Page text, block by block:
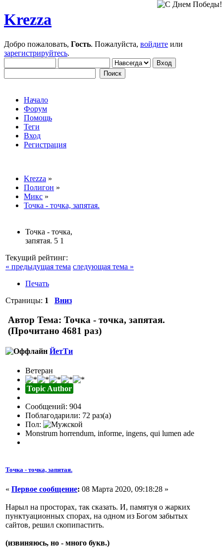
Krezza
Добро пожаловать, Гость. Пожалуйста, войдите или
зарегистрируйтесь.
Начало
Форум
Помощь
Теги
Вход
Регистрация
Krezza »
Полигон »
Микс »
Точка - точка, запятая.
Точка - точка,
запятая. 5 1
Текущий рейтинг:
« предыдущая тема следующая тема »
Печать
Страницы: 1 Вниз
Автор Тема: Точка - точка, запятая.
(Прочитано 4681 раз)
ЙетТи
Ветеран
Topic Author
Сообщений: 904
Поблагодарили: 72 раз(а)
Пол:
Monstrum horrendum, informe, ingens, qui lumen ade
Точка - точка, запятая.
« Первое сообщение: 08 Марта 2020, 09:18:28 »
Нарыл на просторах, так сказать. И, памятуя о жарких
пунктуационных спорах, на одном из Богом забытых
сайтов, решил скопипастить.
(извиняюсь, но - много букв.)